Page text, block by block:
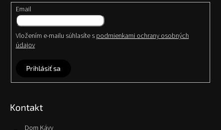
Email
Vložením e-mailu súhlasíte s podmienkami ochrany osobných
údajov
Prihlásiť sa
Kontakt